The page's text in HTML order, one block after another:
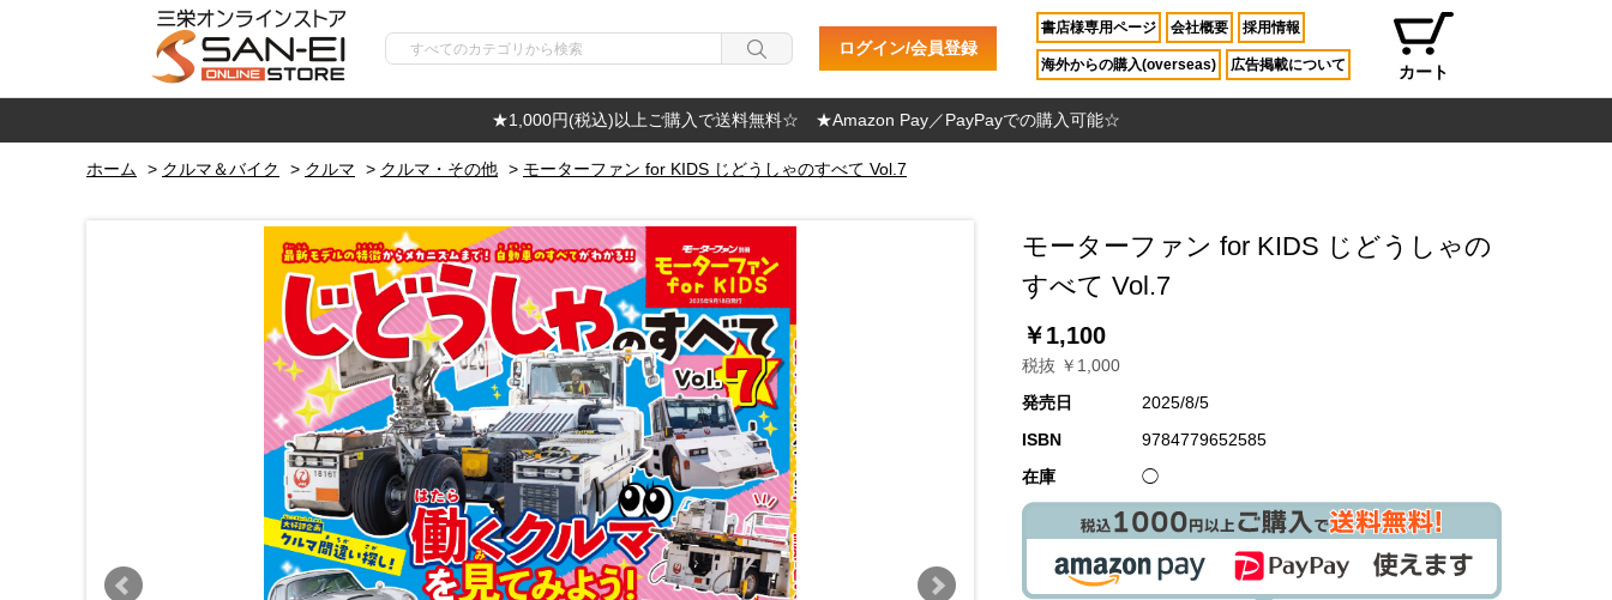
ログイン/会員登録
書店様専用ページ 会社概要 採用情報
海外からの購入(overseas) 広告掲載について カート
★1,000円(税込)以上ご購入で送料無料☆ ★Amazon Pay／PayPayでの購入可能☆
ホーム > クルマ＆バイク > クルマ > クルマ・その他 > モーターファン for KIDS じどうしゃのすべて Vol.7
モーターファン for KIDS じどうしゃの
すべて Vol.7
￥1,100
税抜 ￥1,000
発売日
2025/8/5
ISBN
9784779652585
在庫
◯